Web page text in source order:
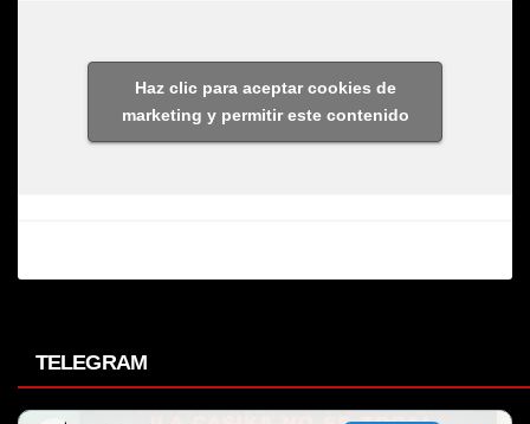
Haz clic para aceptar cookies de
marketing y permitir este contenido
TELEGRAM